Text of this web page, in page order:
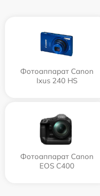
Фотоаппарат Canon
Ixus 240 HS
Фотоаппарат Canon
EOS C400